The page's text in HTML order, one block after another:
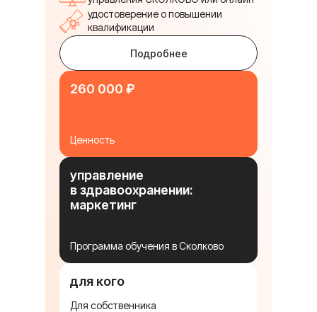
удостоверение о повышении
квалификации
Подробнее
260 000 ₽
Ценность
управление
в здравоохранении:
маркетинг
Программа обучения в Сколково
для кого
Для собственника